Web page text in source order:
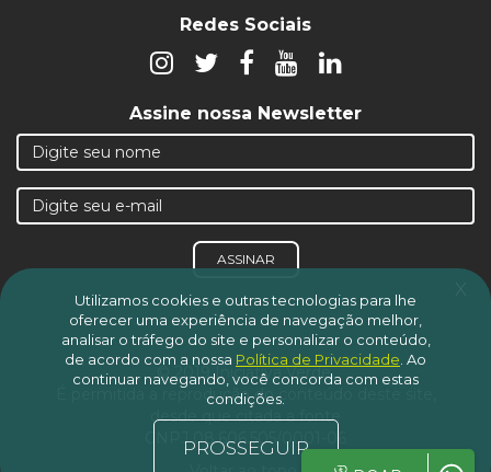
Redes Sociais
Assine nossa Newsletter
ASSINAR
© 2019 Iniciativa Verde.
É permitida a reprodução do conteúdo deste site,
desde que citada a fonte
CNPJ 08.606.505/0001-06
x
Utilizamos cookies e outras tecnologias para lhe
oferecer uma experiência de navegação melhor,
analisar o tráfego do site e personalizar o conteúdo,
de acordo com a nossa Política de Privacidade Ao
continuar navegando, você concorda com estas
condições.
PROSSEGUIR